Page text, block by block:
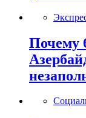
Почему